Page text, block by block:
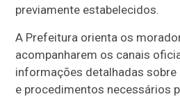
previamente estabelecidos.
A Prefeitura orienta os
acompanharem os canais
informações detalhadas
e procedimentos necessários